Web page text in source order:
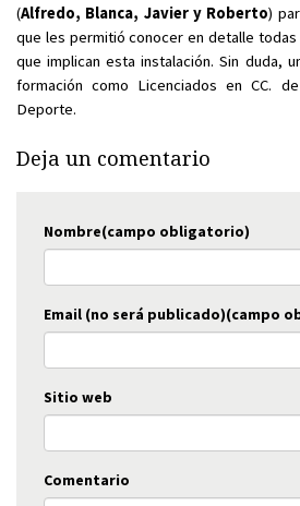
(Alfredo, Blanca, Javier y Roberto)
que les permitió conocer en detalle
que implican esta instalación. Sin duda,
formación como Licenciados en CC.
Deporte.
Deja un comentario
Nombre(campo obligatorio)
Email (no será publicado)(campo
Sitio web
Comentario